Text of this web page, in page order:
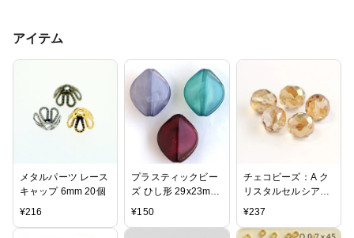
アイテム
メタルパーツ レース
キャップ 6mm 20個
¥216
プラスティックビー
ズ ひし形 29x23mm
4個
¥150
チェコビーズ：A ク
リスタルセルシアン
FP12mm 5個
¥237